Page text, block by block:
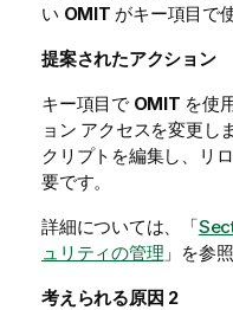
い OMIT がキー項目で
提案されたアクション
キー項目で OMIT を使
ョン アクセスを変更し
クリプトを編集し、リ
要です。
詳細については、「
ュリティの管理 」を参
考えられる原因 2